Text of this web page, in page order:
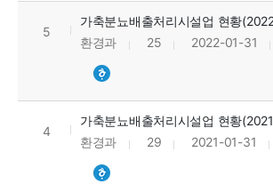
5
가축분뇨배출처리시설업 현황
환경과
25 2022-01-31
4
가축분뇨배출처리시설업 현황
환경과
29 2021-01-31